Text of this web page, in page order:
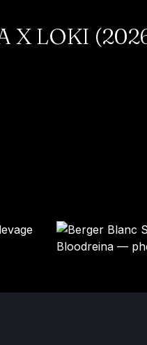
X LOKI